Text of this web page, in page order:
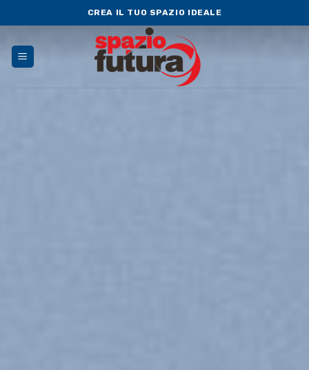
to
content
CREA IL TUO SPAZIO IDEALE